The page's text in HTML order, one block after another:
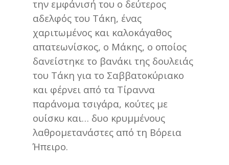
την εμφάνισή του ο δεύτερος
αδελφός του Τάκη, ένας
χαριτωμένος και καλοκάγαθος
απατεωνίσκος, ο Μάκης, ο οποίος
δανείστηκε το βανάκι της δουλειάς
του Τάκη για το Σαββατοκύριακο
και φέρνει από τα Τίραννα
παράνομα τσιγάρα, κούτες με
ουίσκυ και… δυο κρυμμένους
λαθρομετανάστες από τη Βόρεια
Ήπειρο.